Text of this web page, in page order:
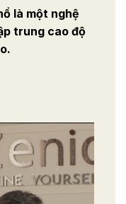
là một nghệ
trung cao độ